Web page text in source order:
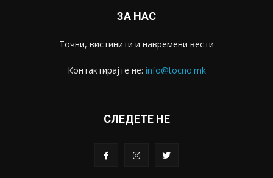
ЗА НАС
Точни, вистинити и навремени вести
Контактирајте не: info@tocno.mk
СЛЕДЕТЕ НЕ